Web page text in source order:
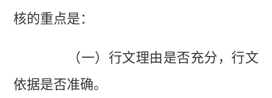
核的重点是：
（一）行文理由是否充分，行文
依据是否准确。